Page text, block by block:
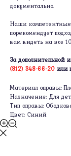
документально.
Наши компетентные
порекомендует
вам видеть на все
За дополнительной
(812) 348-66-20 или
Материал оправы:
Назначение: Для
Тип оправы:
Цвет: Синий